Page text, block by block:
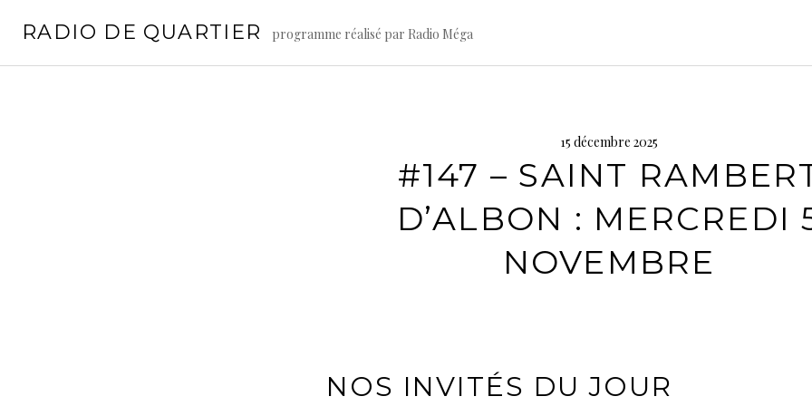
RADIO DE QUARTIER programme réalisé par Radio Méga
15 décembre 2025
#147 – SAINT
D’ALBON : MERCREDI
NOVEMBRE
NOS INVITÉS DU JOUR